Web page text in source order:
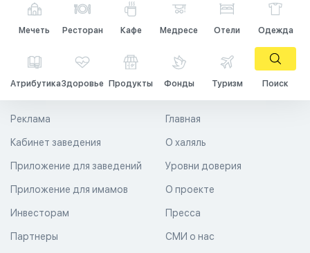
Мечеть Ресторан Кафе Медресе Отели Одежда
АтрибутикаЗдоровье Продукты Фонды Туризм Поиск
Главная
О халяль
Уровни доверия
Реклама
Кабинет заведения
Приложение для заведений
Приложение для имамов О проекте
Пресса
СМИ о нас
Инвесторам
Партнеры